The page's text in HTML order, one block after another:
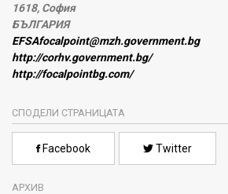
1618, София
БЪЛГАРИЯ
EFSAfocalpoint@mzh.government.bg
http://corhv.government.bg/
http://focalpointbg.com/
СПОДЕЛИ СТРАНИЦАТА
Facebook Twitter
АРХИВ